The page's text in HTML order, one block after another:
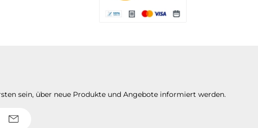
sein, über neue Produkte und Angebote informiert werden.